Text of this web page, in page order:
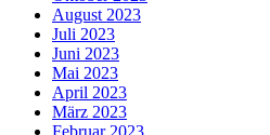
August 2023
Juli 2023
Juni 2023
Mai 2023
April 2023
März 2023
Februar 2023